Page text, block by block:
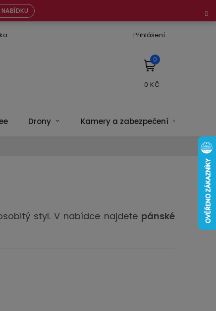
Přihlášení
NÁKUPNÍ
KOŠÍK
Drony Kamery a zabezpečení
styl. V nabídce najdete pánské